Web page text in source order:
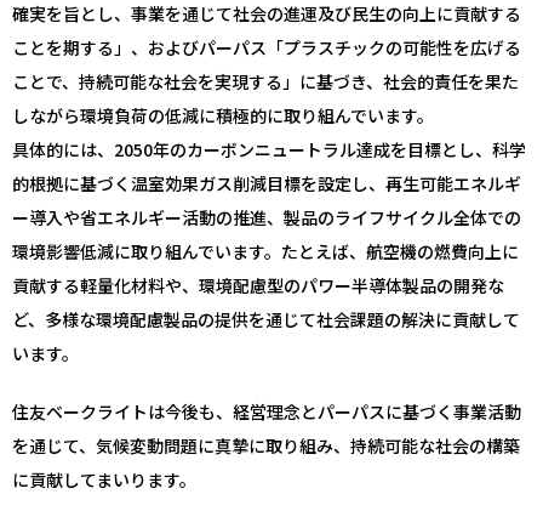
確実を旨とし、事業を通じて社会の進運及び民生の向上に貢献する
ことを期する」、およびパーパス「プラスチックの可能性を広げる
ことで、持続可能な社会を実現する」に基づき、社会的責任を果た
しながら環境負荷の低減に積極的に取り組んでいます。
具体的には、2050年のカーボンニュートラル達成を目標とし、科学
的根拠に基づく温室効果ガス削減目標を設定し、再生可能エネルギ
ー導入や省エネルギー活動の推進、製品のライフサイクル全体での
環境影響低減に取り組んでいます。たとえば、航空機の燃費向上に
貢献する軽量化材料や、環境配慮型のパワー半導体製品の開発な
ど、多様な環境配慮製品の提供を通じて社会課題の解決に貢献して
います。
住友ベークライトは今後も、経営理念とパーパスに基づく事業活動
を通じて、気候変動問題に真摯に取り組み、持続可能な社会の構築
に貢献してまいります。